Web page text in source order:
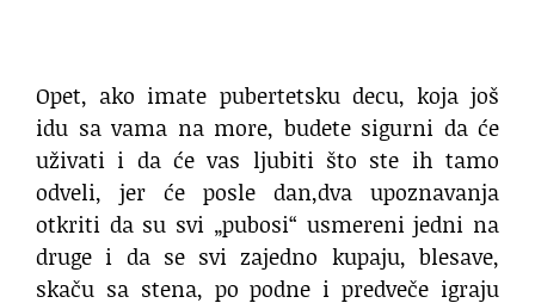
Opet, ako imate pubertetsku decu, koja još
idu sa vama na more, budete sigurni da će
uživati i da će vas ljubiti što ste ih tamo
odveli, jer će posle dan,dva upoznavanja
otkriti da su svi „pubosi“ usmereni jedni na
druge i da se svi zajedno kupaju, blesave,
skaču sa stena, po podne i predveče igraju